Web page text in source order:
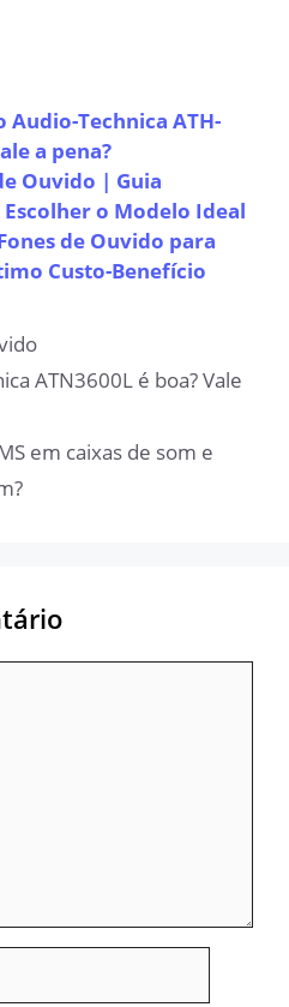
Audio-Technica ATH-
a pena?
Ouvido | Guia
o Modelo Ideal
de Ouvido para
Custo-Benefício
ATN3600L é boa? Vale
em caixas de som e